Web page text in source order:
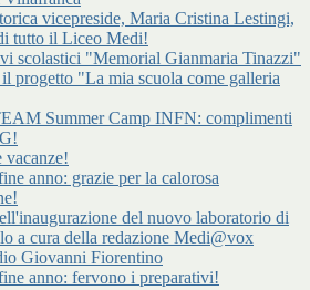
vicepreside, Maria Cristina Lestingi,
tutto il Liceo Medi!
scolastici "Memorial Gianmaria Tinazzi"
progetto "La mia scuola come galleria
Summer Camp INFN: complimenti
vacanze!
anno: grazie per la calorosa
del nuovo laboratorio di
a cura della redazione Medi@vox
Giovanni Fiorentino
anno: fervono i preparativi!